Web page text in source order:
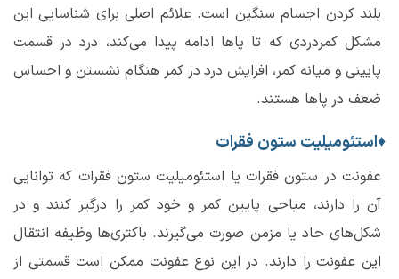
بلند کردن اجسام سنگین است. علائم اصلی برای شناسایی این
مشکل کمردردی که تا پا‌ها ادامه پیدا می‌کند، درد در قسمت
پایینی و میانه کمر، افزایش درد در کمر هنگام نشستن و احساس
ضعف در پا‌ها هستند.
♦استئومیلیت ستون فقرات
عفونت در ستون فقرات یا استئومیلیت ستون فقرات که توانایی
آن را دارند، مباحی پایین کمر و خود کمر را درگیر کنند و در
شکل‌های حاد یا مزمن صورت می‌گیرند. باکتری‌ها وظیفه انتقال
این عفونت را دارند. در این نوع عفونت ممکن است قسمتی از